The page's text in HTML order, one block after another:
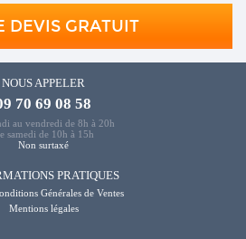
DEVIS GRATUIT
NOUS APPELER
70 69 08 58
au vendredi de 8h à 20h
samedi de 10h à 15h
Non surtaxé
PRATIQUES
Générales de Ventes
Mentions légales